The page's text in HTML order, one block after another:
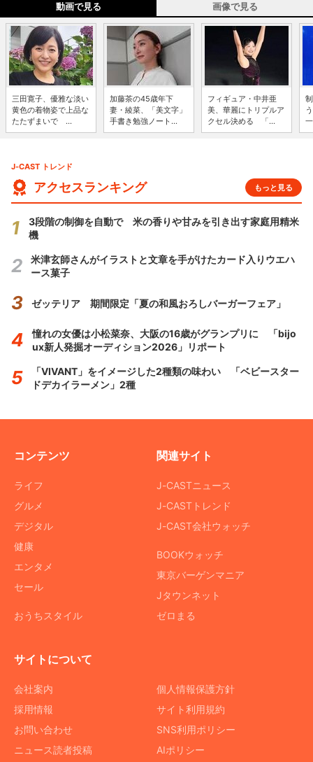
動画で見る 画像で見る
三田寛子、優雅な淡い
黄色の着物姿で上品な
たたずまいで ...
加藤茶の45歳年下
妻・綾菜、「美文字」
手書き勉強ノート...
フィギュア・中井亜
美、華麗にトリプルア
クセル決める 「...
J-CAST トレンド
アクセスランキング もっと見る
3段階の制御を自動で 米の香りや甘みを引き出す家庭用精米
機
米津玄師さんがイラストと文章を手がけたカード入りウエハ
ース菓子
ゼッテリア 期間限定「夏の和風おろしバーガーフェア」
憧れの女優は小松菜奈、大阪の16歳がグランプリに 「bijo
ux新人発掘オーディション2026」リポート
「VIVANT」をイメージした2種類の味わい 「ベビースター
ドデカイラーメン」2種
コンテンツ
ライフ
グルメ
デジタル
健康
エンタメ
セール
おうちスタイル
関連サイト
J-CASTニュース
J-CASTトレンド
J-CAST会社ウォッチ
BOOKウォッチ
東京バーゲンマニア
Jタウンネット
ゼロまる
サイトについて
会社案内
採用情報
お問い合わせ
ニュース読者投稿
個人情報保護方針
サイト利用規約
SNS利用ポリシー
AIポリシー